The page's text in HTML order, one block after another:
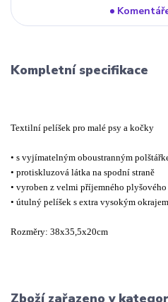
Kompletní specifikace
Textilní pelíšek pro malé psy a kočky
• s vyjímatelným oboustranným
• protiskluzová látka na spodní straně
• vyroben z velmi příjemného
• útulný pelíšek s extra vysokým
Rozměry: 38x35,5x20cm